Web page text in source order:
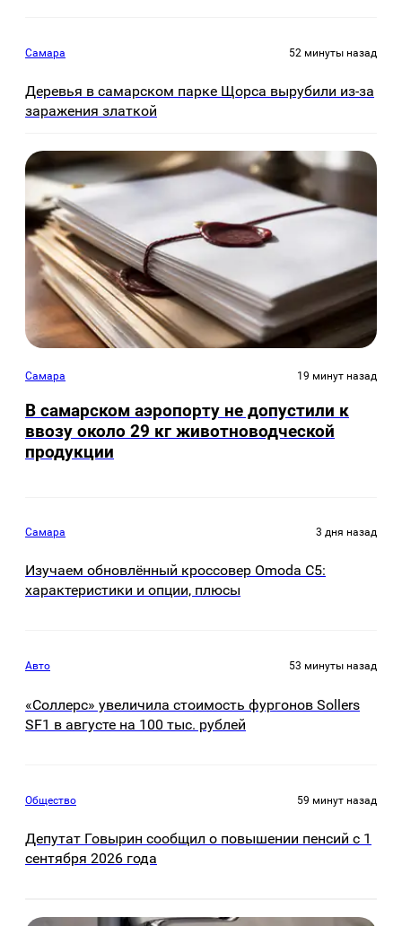
Самара 52 минуты назад
Деревья в самарском парке Щорса вырубили из-за
заражения златкой
Самара 19 минут назад
В самарском аэропорту не допустили к
ввозу около 29 кг животноводческой
продукции
Самара 3 дня назад
Изучаем обновлённый кроссовер Omoda C5:
характеристики и опции, плюсы
Авто 53 минуты назад
«Соллерс» увеличила стоимость фургонов Sollers
SF1 в августе на 100 тыс. рублей
Общество 59 минут назад
Депутат Говырин сообщил о повышении пенсий с 1
сентября 2026 года